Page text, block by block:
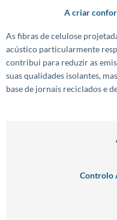
A criar
As fibras de celulose
acústico particularmente
contribui para reduzir as
suas qualidades isolantes,
base de jornais reciclados e
Controlo